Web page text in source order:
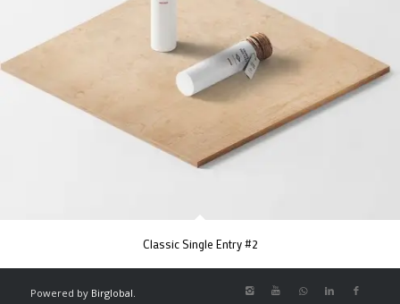
Classic Single Entry #2
Powered by Birglobal.